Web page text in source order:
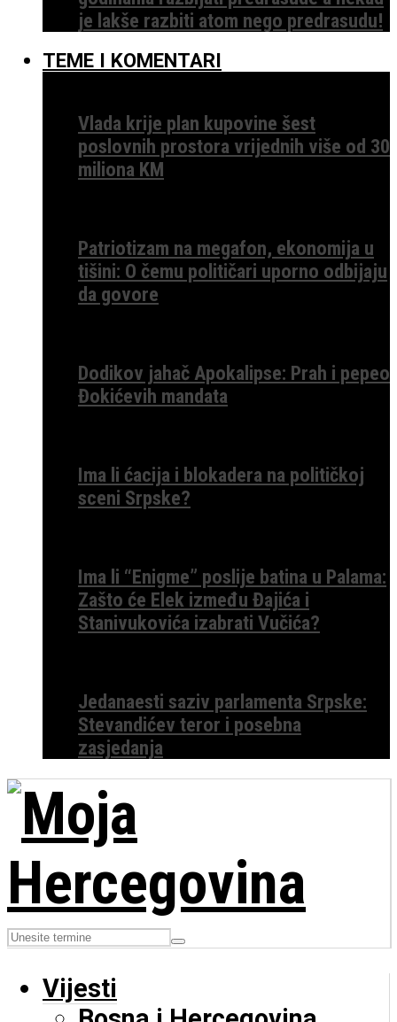
je lakše razbiti atom nego predrasudu!
TEME I KOMENTARI
Vlada krije plan kupovine šest
poslovnih prostora vrijednih više od 30
miliona KM
Patriotizam na megafon, ekonomija u
tišini: O čemu političari uporno odbijaju
da govore
Dodikov jahač Apokalipse: Prah i pepeo
Đokićevih mandata
Ima li ćacija i blokadera na političkoj
sceni Srpske?
Ima li “Enigme” poslije batina u Palama:
Zašto će Elek između Đajića i
Stanivukovića izabrati Vučića?
Jedanaesti saziv parlamenta Srpske:
Stevandićev teror i posebna
zasjedanja
Vijesti